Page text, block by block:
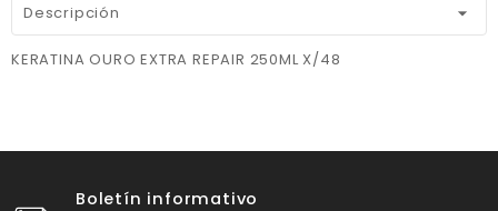
Descripción
KERATINA OURO EXTRA REPAIR 250ML X/48
Boletín informativo